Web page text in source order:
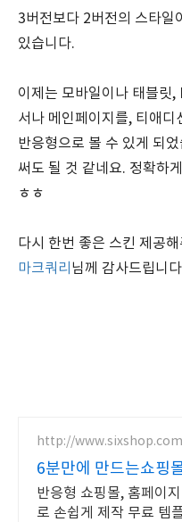
3버전보다 2버전의 스타일
있습니다.
이제는 모바일이나 태블릿,
서나 메인페이지를, 티애디
반응형으로 볼 수 있게 되
써도 될 것 같네요. 정확하
ㅎㅎ
다시 한번 좋은 스킨 제공
마크쿼리 님께 감사드립니
http://www.sixshop.com
6분만에 만드는쇼핑
반응형 쇼핑몰, 홈페이
로 손쉽게 제작 무료 템